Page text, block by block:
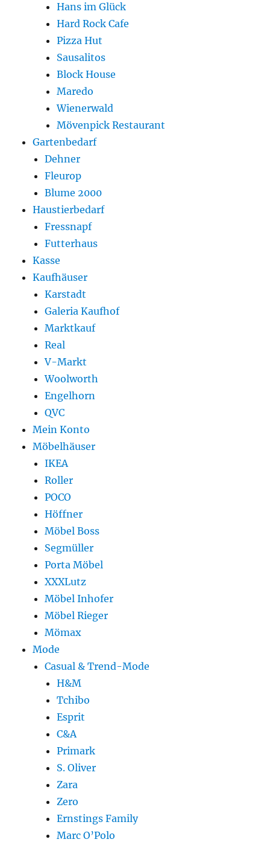
Hans im Glück
Hard Rock Cafe
Pizza Hut
Sausalitos
Block House
Maredo
Wienerwald
Mövenpick Restaurant
Gartenbedarf
Dehner
Fleurop
Blume 2000
Haustierbedarf
Fressnapf
Futterhaus
Kasse
Kaufhäuser
Karstadt
Galeria Kaufhof
Marktkauf
Real
V-Markt
Woolworth
Engelhorn
QVC
Mein Konto
Möbelhäuser
IKEA
Roller
POCO
Höffner
Möbel Boss
Segmüller
Porta Möbel
XXXLutz
Möbel Inhofer
Möbel Rieger
Mömax
Mode
Casual & Trend-Mode
H&M
Tchibo
Esprit
C&A
Primark
S. Oliver
Zara
Zero
Ernstings Family
Marc O’Polo